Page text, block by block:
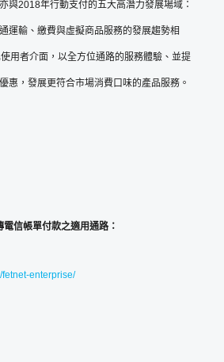
與2018年行動支付的五大高潛力發展場域：
運輸、繳費與虛擬商品服務的發展趨勢相
用者介面，以全方位通路的服務體驗、並提
惠，發展更符合市場消費口味的產品服務。
電信帳單付款之適用通路：
fetnet-enterprise/